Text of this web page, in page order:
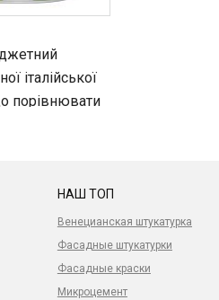
італійської
порівнювати
НАШ ТОП
Венецианская штукатурка
Фасадные штукатурки
Фасадные краски
Микроцемент